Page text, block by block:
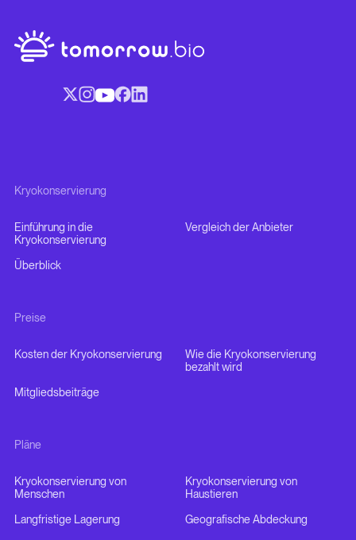
Kryokonservierung
Einführung in die
Kryokonservierung
Vergleich der Anbieter
Überblick
Preise
Kosten der Kryokonservierung
Wie die Kryokonservierung
bezahlt wird
Mitgliedsbeiträge
Pläne
Kryokonservierung von
Menschen
Kryokonservierung von
Haustieren
Langfristige Lagerung
Geografische Abdeckung